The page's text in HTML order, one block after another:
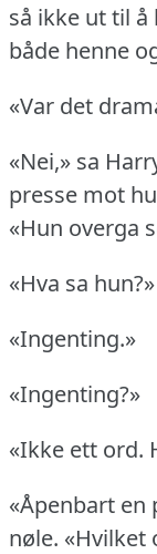
så ikke ut til
både henne
«Var det
«Nei,» sa
presse mot
«Hun overga
«Hva sa hun?»
«Ingenting.»
«Ingenting?»
«Ikke ett ord.
«Åpenbart en
nøle. «Hvilket